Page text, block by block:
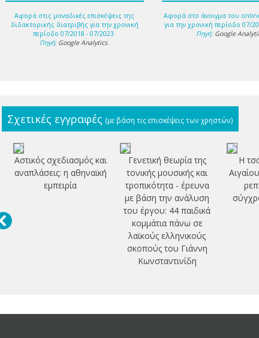
Αφορά στις μοναδικές επισκέψεις της
διδακτορικής διατριβής για την χρονική
περίοδο 07/2018 - 07/2023.
Πηγή: Google Analytics.
Αφορά στο άνοιγμα του
για την χρονική περίοδο 07/
Πηγή: Google
Σχετικές εγγραφές (με βάση τις επισκέψεις των χρηστών)
Αστικός σχεδιασμός και
αναπλάσεις: η αθηναϊκή
εμπειρία
Γενετική θεωρία της
τονικής μουσικής και
τροπικότητα - έρευνα
με βάση την ανάλυση
του έργου: 44 παιδικά
κομμάτια πάνω σε
λαϊκούς ελληνικούς
σκοπούς του Γιάννη
Κωνσταντινίδη
Η